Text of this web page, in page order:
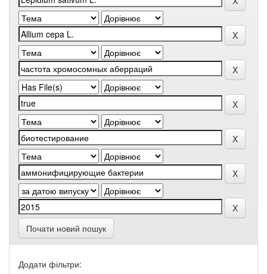
Почати новий пошук
Додати фільтри: